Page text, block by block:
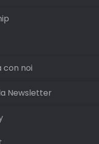
con noi
Newsletter